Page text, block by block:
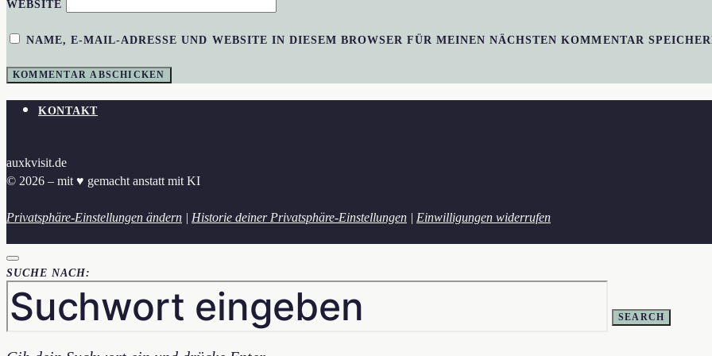
WEBSITE
NAME, E-MAIL-ADRESSE UND WEBSITE IN DIESEM BROWSER FÜR MEINEN NÄCHSTEN KOMMENTAR
KONTAKT
auxkvisit.de
© 2026 – mit ♥︎ gemacht anstatt mit KI
Privatsphäre-Einstellungen ändern | Historie deiner Privatsphäre-Einstellungen | Einwilligungen widerrufen
SUCHE NACH:
SEARCH